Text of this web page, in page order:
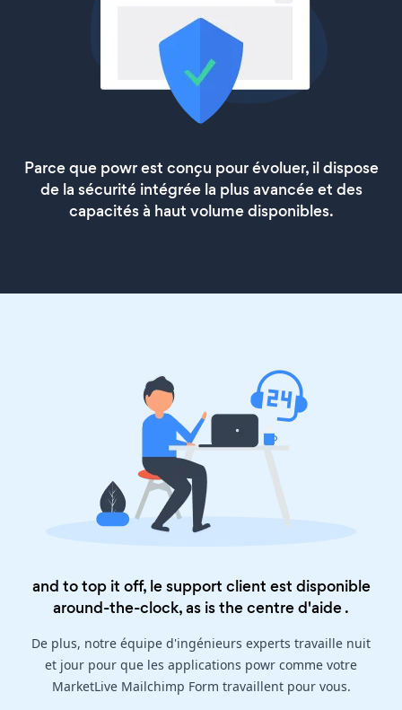
Parce que powr est conçu pour évoluer, il dispose
de la sécurité intégrée la plus avancée et des
capacités à haut volume disponibles.
and to top it off, le support client est disponible
around-the-clock, as is thecentre d'aide.
De plus, notre équipe d'ingénieurs experts travaille nuit
et jour pour que les applications powr comme votre
MarketLive Mailchimp Form travaillent pour vous.